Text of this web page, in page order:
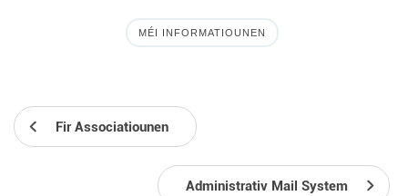
MÉI INFORMATIOUNEN
Fir Associatiounen
Administrativ Mail System